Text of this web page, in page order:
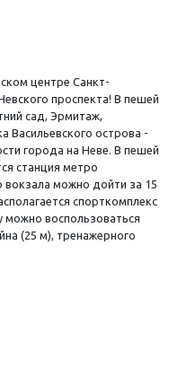
центре Санкт-
проспекта! В пешей
сад, Эрмитаж,
Васильевского острова -
города на Неве. В пешей
станция метро
можно дойти за 15
спорткомплекс
можно воспользоваться
(25 м), тренажерного